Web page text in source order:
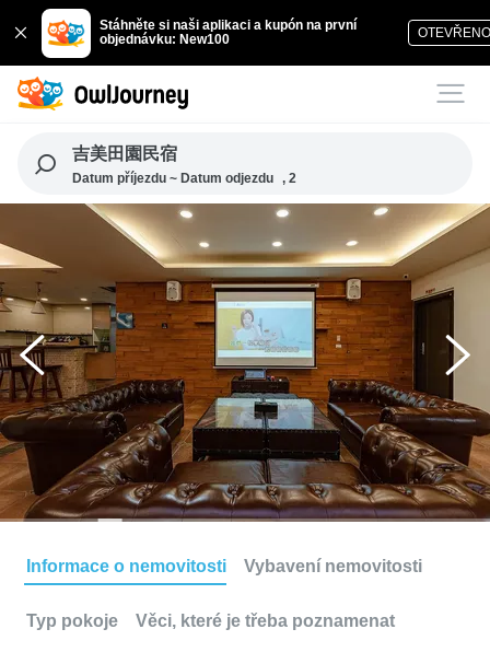
Stáhněte si naši aplikaci a kupón na první
objednávku: New100
吉美田園民宿
Datum příjezdu ~ Datum odjezdu , 2
Informace o nemovitosti Vybavení nemovitosti
Typ pokoje Věci, které je třeba poznamenat